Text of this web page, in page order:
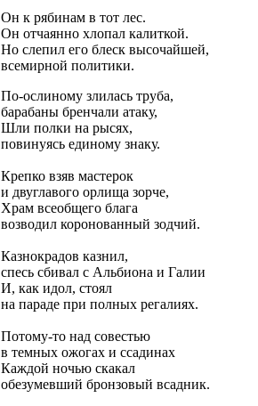
Он к рябинам в тот лес.
Он отчаянно хлопал калиткой.
Но слепил его блеск высочайшей,
всемирной политики.
По-ослиному злилась труба,
барабаны бренчали атаку,
Шли полки на рысях,
повинуясь единому знаку.
Крепко взяв мастерок
и двуглавого орлища зорче,
Храм всеобщего блага
возводил коронованный зодчий.
Казнокрадов казнил,
спесь сбивал с Альбиона и Галии
И, как идол, стоял
на параде при полных регалиях.
Потому-то над совестью
в темных ожогах и ссадинах
Каждой ночью скакал
обезумевший бронзовый всадник.